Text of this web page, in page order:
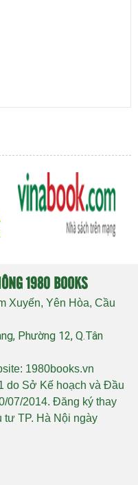
1980 BOOKS
Xuyến, Yên Hòa, Cầu
Phường 12, Q.Tân
1980books.vn
do Sở Kế hoạch và Đầu
07/2014. Đăng ký thay
TP. Hà Nội ngày